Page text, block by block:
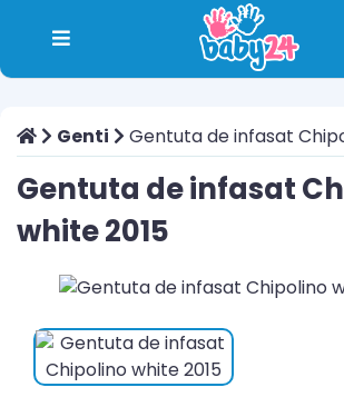
Genti Gentuta de infasat
Gentuta de infasat
white 2015